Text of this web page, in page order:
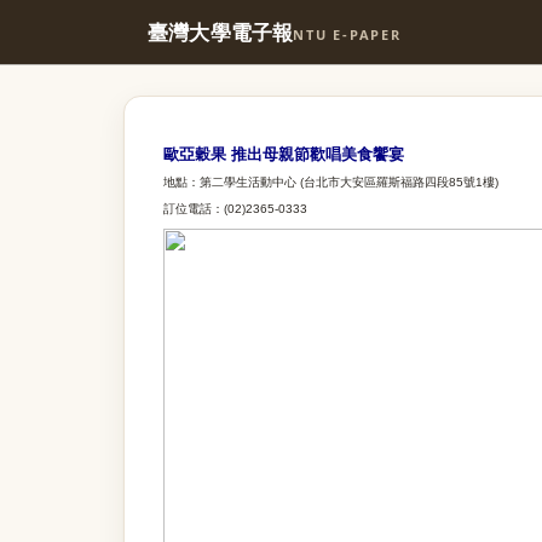
臺灣大學電子報NTU E-PAPER
歐亞穀果 推出母親節歡唱美食饗宴
地點：第二學生活動中心 (台北市大安區羅斯福路四段85號1樓)
訂位電話：(02)2365-0333